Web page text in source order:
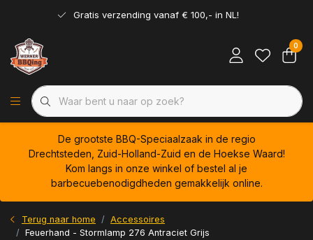
Gratis verzending vanaf € 100,- in NL!
0
De grootste BBQ-Speciaalzaak in de regio
Drechtsteden, Zuid-Holland-Zuid en de Hoekse Waard!
Kom langs in onze winkel of bestel al je
barbecuebenodigdheden gemakkelijk online.
Terug naar home
Accessoires
Feuerhand - Stormlamp 276 Antraciet Grijs